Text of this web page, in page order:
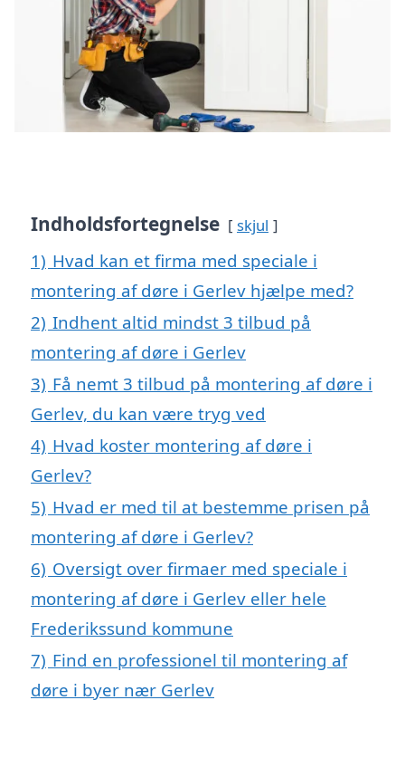
Indholdsfortegnelse skjul
1) Hvad kan et firma med speciale i
montering af døre i Gerlev hjælpe med?
2) Indhent altid mindst 3 tilbud på
montering af døre i Gerlev
3) Få nemt 3 tilbud på montering af døre i
Gerlev, du kan være tryg ved
4) Hvad koster montering af døre i
Gerlev?
5) Hvad er med til at bestemme prisen på
montering af døre i Gerlev?
6) Oversigt over firmaer med speciale i
montering af døre i Gerlev eller hele
Frederikssund kommune
7) Find en professionel til montering af
døre i byer nær Gerlev